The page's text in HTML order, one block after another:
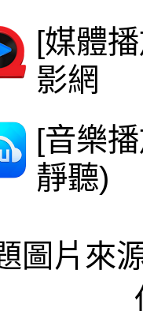
[媒體
影網
[音樂
靜聽)
圖片來